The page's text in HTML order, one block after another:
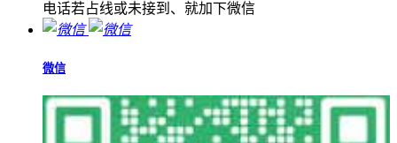
电话若占线或未接到、就加下微信
微信